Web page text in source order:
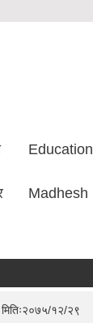
Madhesh
मितिः२०७५/१२/२९